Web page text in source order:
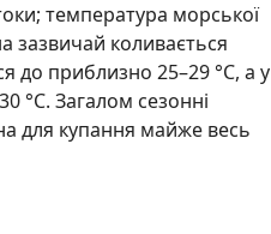
температура морської
зазвичай коливається
до приблизно 25–29 °C, а у
°C. Загалом сезонні
для купання майже весь